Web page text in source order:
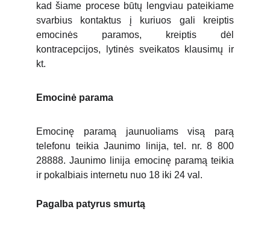
kad šiame procese būtų lengviau pateikiame
svarbius kontaktus į kuriuos gali kreiptis
emocinės paramos, kreiptis dėl
kontracepcijos, lytinės sveikatos klausimų ir
kt.
Emocinė parama
Emocinę paramą jaunuoliams visą parą
telefonu teikia Jaunimo linija, tel. nr. 8 800
28888. Jaunimo linija emocinę paramą teikia
ir pokalbiais internetu nuo 18 iki 24 val.
Pagalba patyrus smurtą